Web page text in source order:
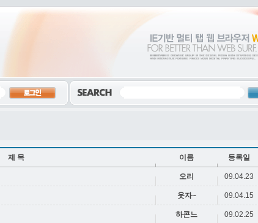
제 목 이름 등록일
오리 09.04.23
웃자~ 09.04.15
하콘느 09.02.25